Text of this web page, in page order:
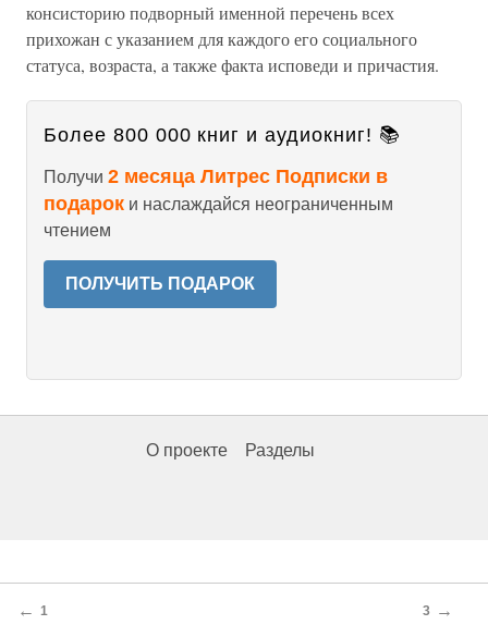
консисторию подворный именной перечень всех
прихожан с указанием для каждого его социального
статуса, возраста, а также факта исповеди и причастия.
Более 800 000 книг и аудиокниг! 📚
Получи 2 месяца Литрес Подписки в
подарок и наслаждайся неограниченным
чтением
ПОЛУЧИТЬ ПОДАРОК
О проекте Разделы
← 1 3 →